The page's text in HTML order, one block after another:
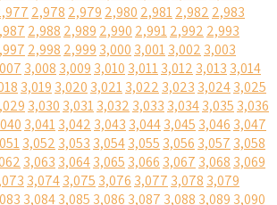
2,978 2,979 2,980 2,9812,982 2,983
2,988 2,989 2,990 2,9912,992 2,993
2,998 2,999 3,000 3,0013,002 3,003
3,008 3,009 3,010 3,0113,012 3,013 3,014
3,019 3,020 3,0213,022 3,023 3,0243,025
3,030 3,0313,032 3,033 3,0343,035 3,036
3,0413,042 3,043 3,0443,045 3,046 3,047
3,052 3,053 3,0543,055 3,056 3,057 3,058
3,063 3,0643,065 3,066 3,067 3,068 3,069
3,0743,075 3,076 3,077 3,078 3,079
3,0843,085 3,086 3,087 3,088 3,089 3,090